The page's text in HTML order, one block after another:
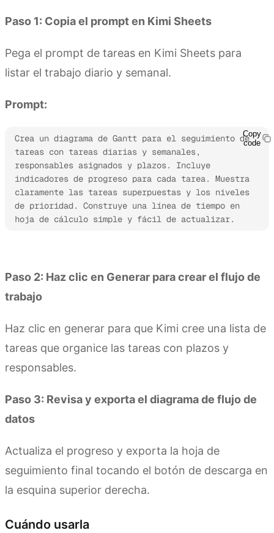
Paso 1: Copia el prompt en Kimi Sheets
Pega el prompt de tareas en Kimi Sheets para
listar el trabajo diario y semanal.
Prompt:
Crea un diagrama de Gantt para el seguimiento de
tareas con tareas diarias y semanales,
responsables asignados y plazos. Incluye
indicadores de progreso para cada tarea. Muestra
claramente las tareas superpuestas y los niveles
de prioridad. Construye una línea de tiempo en
hoja de cálculo simple y fácil de actualizar.
Copy
code
Paso 2: Haz clic en Generar para crear el flujo de
trabajo
Haz clic en generar para que Kimi cree una lista de
tareas que organice las tareas con plazos y
responsables.
Paso 3: Revisa y exporta el diagrama de flujo de
datos
Actualiza el progreso y exporta la hoja de
seguimiento final tocando el botón de descarga en
la esquina superior derecha.
Cuándo usarla